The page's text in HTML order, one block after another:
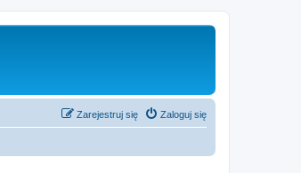
Zaloguj się
Zarejestruj się